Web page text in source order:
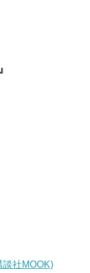
社MOOK)